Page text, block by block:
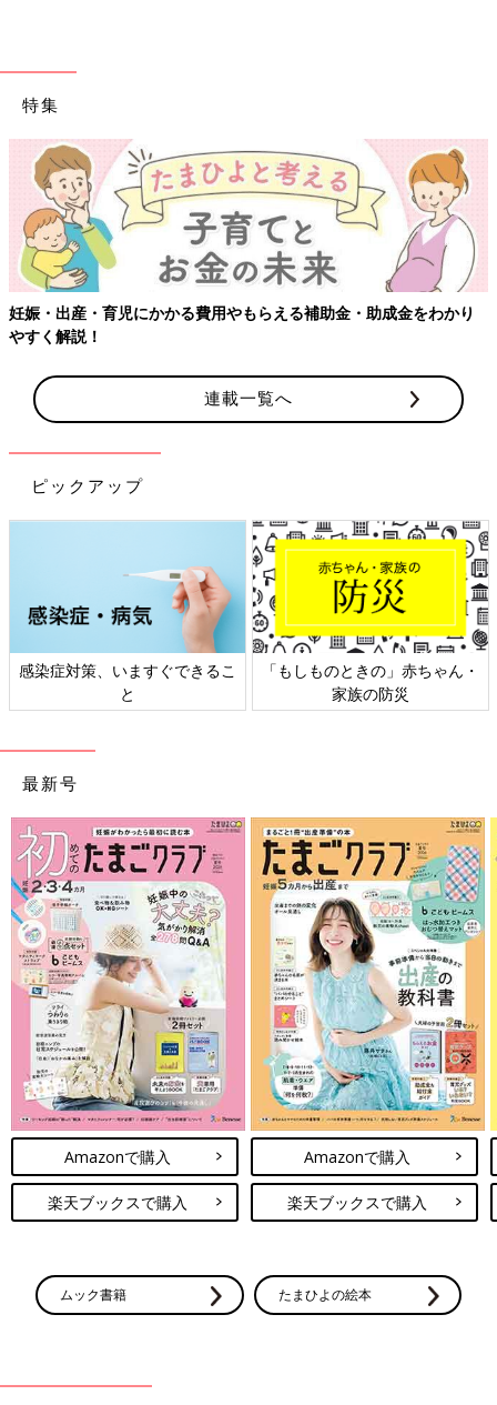
特集
妊娠・出産・育児にかかる費用やもらえる補助金・助成金をわかり
やすく解説！
連載一覧へ
ピックアップ
感染症対策、いますぐできるこ
と
「もしものときの」赤ちゃん・
家族の防災
最新号
Amazonで購入
楽天ブックスで購入
Amazonで購入
楽天ブックスで購入
ムック書籍 たまひよの絵本